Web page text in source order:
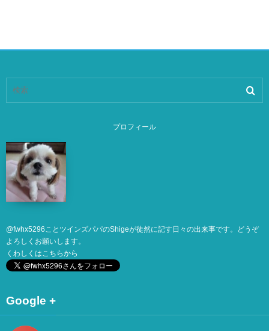
プロフィール
@fwhx5296ことツインズパパのShigeが徒然に記す日々の出来事です。どうぞ
よろしくお願いします。
くわしくはこちらから
Google +